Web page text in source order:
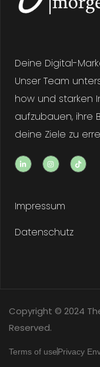
Deine Digital-
Unser Team
how und starken
aufzubauen, ihre
deine Ziele zu
Impressum
Datenschutz
Copyright © 2024
Reserved.
Terms of usePrivacy